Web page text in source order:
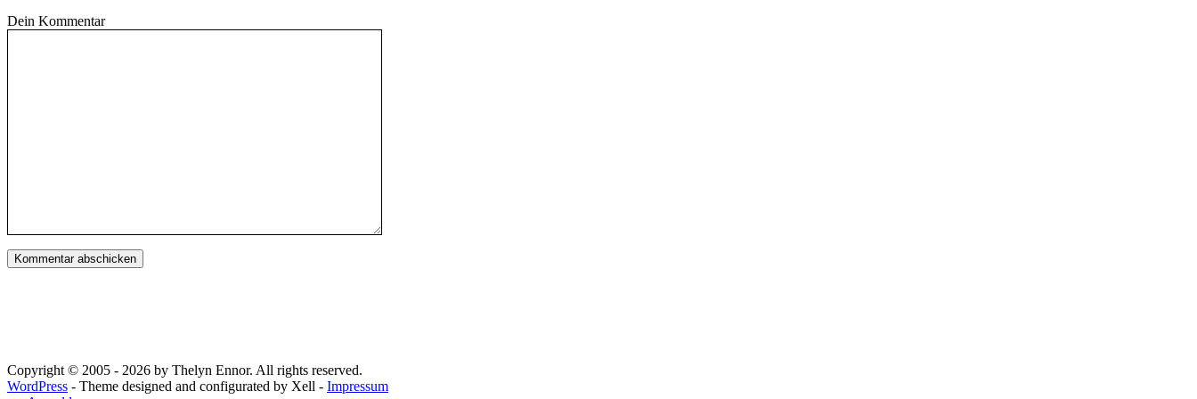
Dein Kommentar
Copyright © 2005 - 2026 by Thelyn Ennor. All rights reserved.
WordPress - Theme designed and configurated by Xell - Impressum